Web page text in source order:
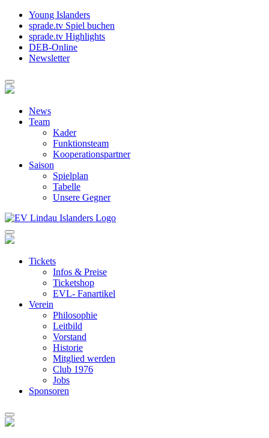
Young Islanders
sprade.tv Spiel buchen
sprade.tv Highlights
DEB-Online
Newsletter
News
Team
Kader
Funktionsteam
Kooperationspartner
Saison
Spielplan
Tabelle
Unsere Gegner
Tickets
Infos & Preise
Ticketshop
EVL- Fanartikel
Verein
Philosophie
Leitbild
Vorstand
Historie
Mitglied werden
Club 1976
Jobs
Sponsoren